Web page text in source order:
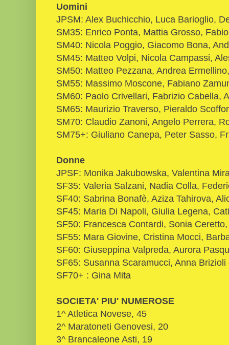
Uomini
JPSM: Alex Buchicchio, Luca Barioglio,
SM35: Enrico Ponta, Mattia Grosso,
SM40: Nicola Poggio, Giacomo Bona,
SM45: Matteo Volpi, Nicola Campassi,
SM50: Matteo Pezzana, Andrea
SM55: Massimo Moscone, Fabiano
SM60: Paolo Crivellari, Fabrizio Cabella,
SM65: Maurizio Traverso, Pieraldo
SM70: Claudio Zanoni, Angelo Perrera,
SM75+: Giuliano Canepa, Peter Sasso,
Donne
JPSF: Monika Jakubowska, Valentina
SF35: Valeria Salzani, Nadia Colla,
SF40: Sabrina Bonafè, Aziza Tahirova,
SF45: Maria Di Napoli, Giulia Legena,
SF50: Francesca Contardi, Sonia
SF55: Mara Giovine, Cristina Mocci,
SF60: Giuseppina Valpreda, Aurora
SF65: Susanna Scaramucci, Anna
SF70+ : Gina Mita
SOCIETA' PIU' NUMEROSE
1^ Atletica Novese, 45
2^ Maratoneti Genovesi, 20
3^ Brancaleone Asti, 19